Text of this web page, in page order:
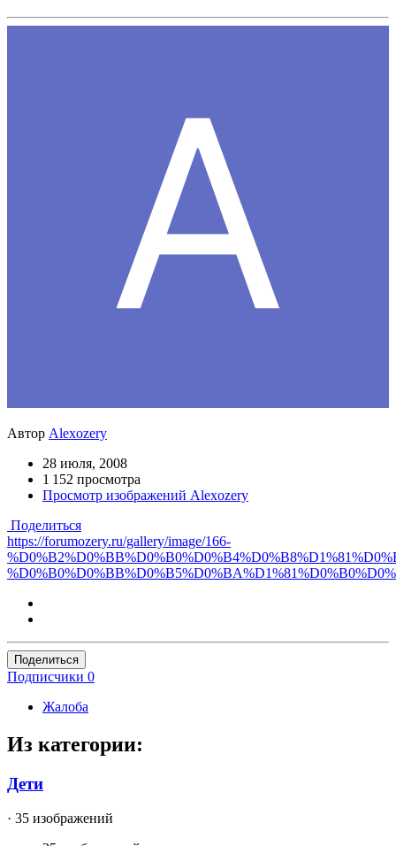
Автор Alexozery
28 июля, 2008
1 152 просмотра
Просмотр изображений Alexozery
Поделиться
https://forumozery.ru/gallery/image/166-
Поделиться
Подписчики 0
Жалоба
Из категории:
Дети
· 35 изображений